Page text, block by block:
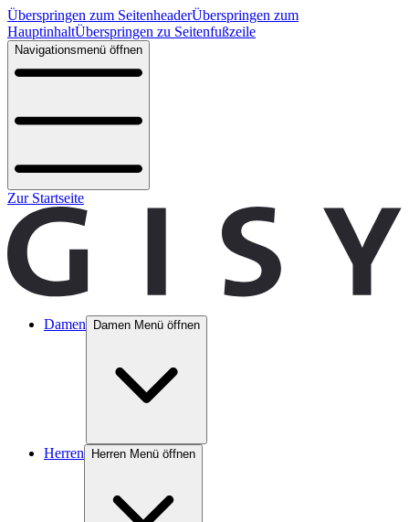
Überspringen zum SeitenheaderÜberspringen zum
HauptinhaltÜberspringen zu Seitenfußzeile
Navigationsmenü öffnen
Zur Startseite
Damen Damen Menü öffnen
Herren Herren Menü öffnen